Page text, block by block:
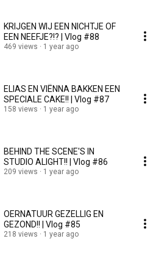
KRIJGEN WIJ EEN NICHTJE OF
EEN NEEFJE?!? | Vlog #88
469 views 1 year ago
ELIAS EN VIËNNA BAKKEN EEN
SPECIALE CAKE!! | Vlog #87
158 views 1 year ago
BEHIND THE SCENE'S IN
STUDIO ALIGHT!! | Vlog #86
209 views 1 year ago
OERNATUUR GEZELLIG EN
GEZOND!! | Vlog #85
218 views 1 year ago